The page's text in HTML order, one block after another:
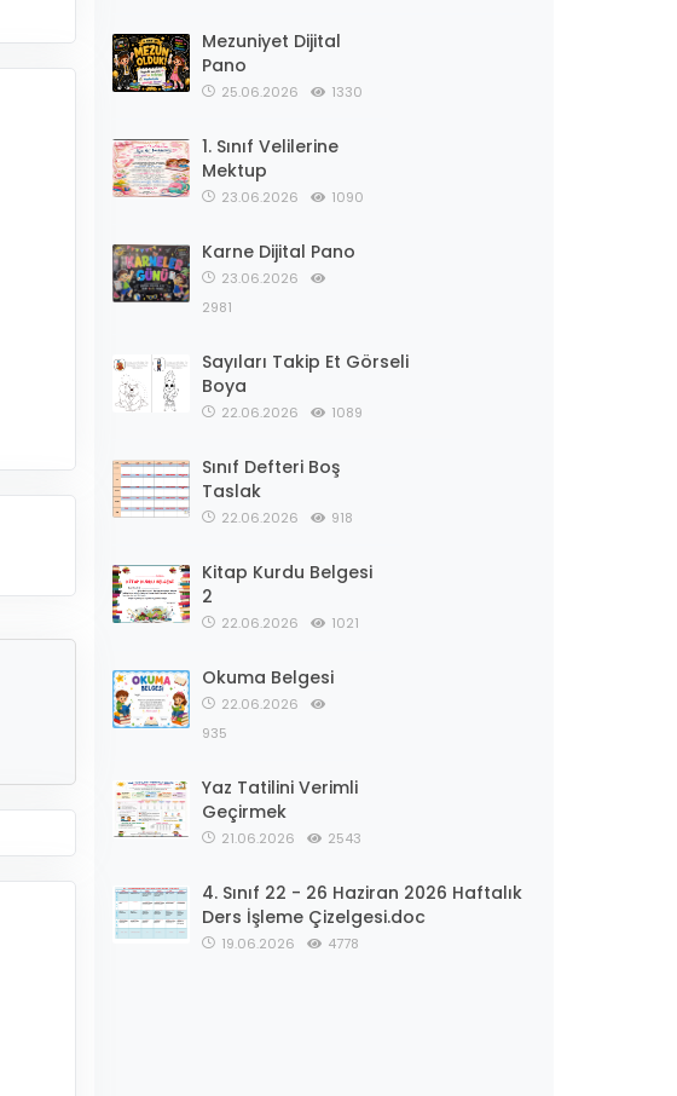
Mezuniyet Dijital
Pano
25.06.2026 1330
1. Sınıf Velilerine
Mektup
23.06.2026 1090
Karne Dijital Pano
23.06.2026
2981
Sayıları Takip Et Görseli
Boya
22.06.2026 1089
Sınıf Defteri Boş
Taslak
22.06.2026 918
Kitap Kurdu Belgesi
2
22.06.2026 1021
Okuma Belgesi
22.06.2026
935
Yaz Tatilini Verimli
Geçirmek
21.06.2026 2543
4. Sınıf 22 - 26 Haziran 2026 Haftalık
Ders İşleme Çizelgesi.doc
19.06.2026 4778